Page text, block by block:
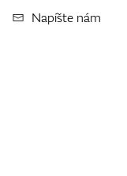
Napíšte nám